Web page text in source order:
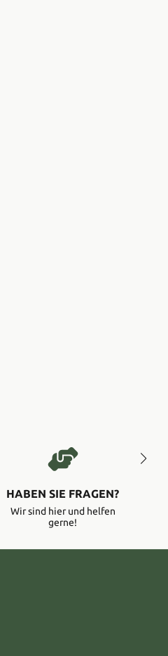
HABEN SIE FRAGEN?
Wir sind hier und helfen
gerne!